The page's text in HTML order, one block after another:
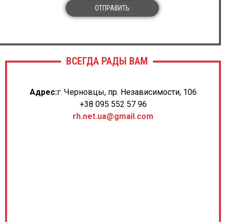
ОТПРАВИТЬ
ВСЕГДА РАДЫ ВАМ
Адрес:г. Черновцы, пр. Независимости, 106
+38 095 552 57 96
rh.net.ua@gmail.com